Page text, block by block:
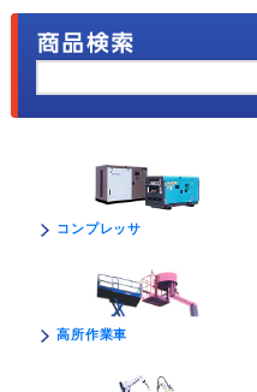
コンプレッサ
高所作業車